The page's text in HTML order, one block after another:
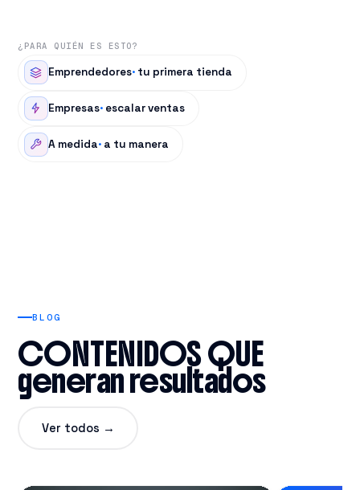
¿PARA QUIÉN ES ESTO?
Emprendedores·tu primera tienda
Empresas·escalar ventas
A medida·a tu manera
BLOG
CONTENIDOS QUE
generan resultados
Ver todos →